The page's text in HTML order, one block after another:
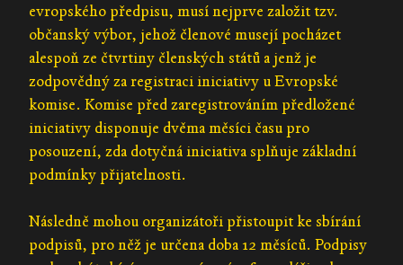
evropského předpisu, musí nejprve založit tzv.
občanský výbor, jehož členové musejí pocházet
alespoň ze čtvrtiny členských států a jenž je
zodpovědný za registraci iniciativy u Evropské
komise. Komise před zaregistrováním předložené
iniciativy disponuje dvěma měsíci času pro
posouzení, zda dotyčná iniciativa splňuje základní
podmínky přijatelnosti.
Následně mohou organizátoři přistoupit ke sbírání
podpisů, pro něž je určena doba 12 měsíců. Podpisy